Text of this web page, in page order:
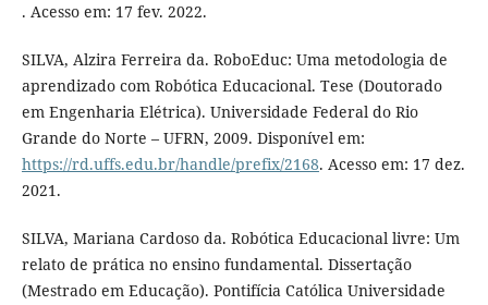
. Acesso em: 17 fev. 2022.
SILVA, Alzira Ferreira da. RoboEduc: Uma metodologia de
aprendizado com Robótica Educacional. Tese (Doutorado
em Engenharia Elétrica). Universidade Federal do Rio
Grande do Norte – UFRN, 2009. Disponível em:
https://rd.uffs.edu.br/handle/prefix/2168. Acesso em: 17 dez.
2021.
SILVA, Mariana Cardoso da. Robótica Educacional livre: Um
relato de prática no ensino fundamental. Dissertação
(Mestrado em Educação). Pontifícia Católica Universidade